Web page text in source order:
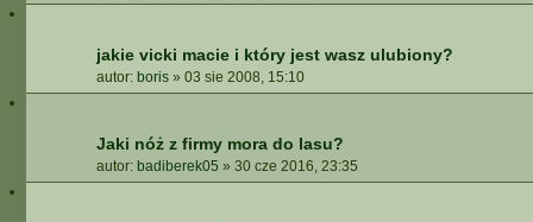
jakie vicki macie i który jest wasz ulubiony?
autor: boris » 03 sie 2008, 15:10
Jaki nóż z firmy mora do lasu?
autor: badiberek05 » 30 cze 2016, 23:35